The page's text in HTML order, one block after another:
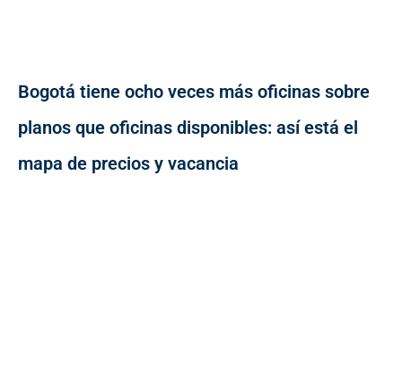
Bogotá tiene ocho veces más oficinas sobre
planos que oficinas disponibles: así está el
mapa de precios y vacancia